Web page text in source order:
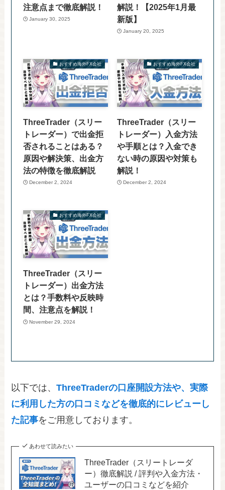
注意点まで徹底解説！
January 30, 2025
解説！【2025年1月最
新版】
January 20, 2025
おすすめ海外FX会社
ThreeTrader（スリー
トレーダー）で出金拒
否されることはある？
原因や解決策、出金方
法の特徴を徹底解説
December 2, 2024
おすすめ海外FX会社
ThreeTrader（スリー
トレーダー）入金方法
や手順とは？入金でき
ない時の原因や対策も
解説！
December 2, 2024
おすすめ海外FX会社
ThreeTrader（スリー
トレーダー）出金方法
とは？手数料や反映時
間、注意点を解説！
November 29, 2024
以下では、ThreeTraderの口座開設方法や、実際
に利用した方の口コミなどを徹底的にレビューし
た記事をご用意しております。
あわせて読みたい
ThreeTrader（スリートレーダ
ー）徹底解説 / 評判や入金方法・
ユーザーの口コミなどを紹介